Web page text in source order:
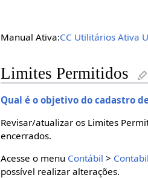
Manual Ativa:CC Utilitários Ativa
Limites Permitidos
Qual é o objetivo do cadastro
Revisar/atualizar os Limites
encerrados.
Acesse o menu Contábil >
possível realizar alterações.